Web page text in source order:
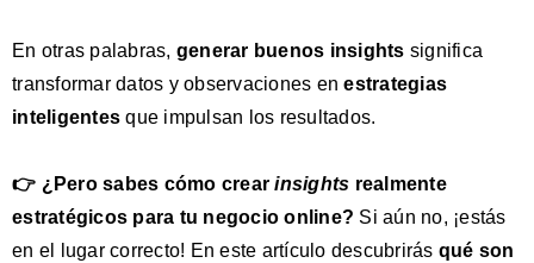
En otras palabras, generar buenos insights significa
transformar datos y observaciones enestrategias
inteligentes que impulsan los resultados.
👉 ¿Pero sabes cómo crearinsights realmente
estratégicos para tu negocio online? Si aún no, ¡estás
en el lugar correcto! En este artículo descubrirás qué son